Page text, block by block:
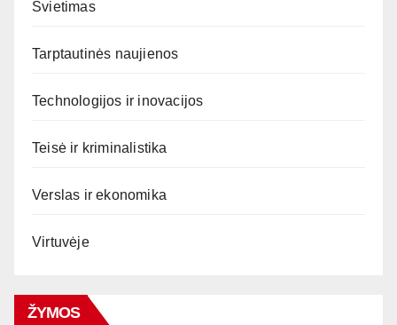
Švietimas
Tarptautinės naujienos
Technologijos ir inovacijos
Teisė ir kriminalistika
Verslas ir ekonomika
Virtuvėje
ŽYMOS